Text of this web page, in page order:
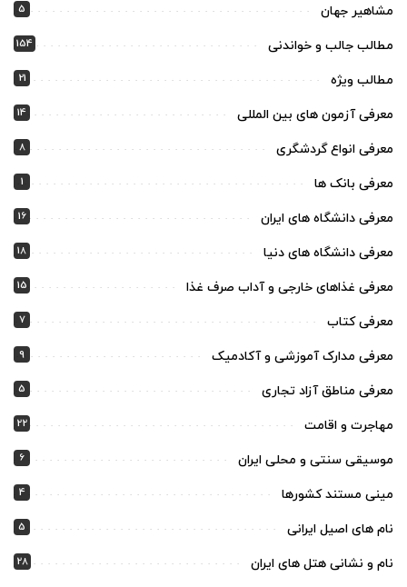
مشاهیر جهان 5
مطالب جالب و خواندنی 154
مطالب ویژه 21
معرفی آزمون های بین المللی 14
معرفی انواع گردشگری 8
معرفی بانک ها 1
معرفی دانشگاه های ایران 16
معرفی دانشگاه های دنیا 18
معرفی غذاهای خارجی و آداب صرف غذا 15
معرفی کتاب 7
معرفی مدارک آموزشی و آکادمیک 9
معرفی مناطق آزاد تجاری 5
مهاجرت و اقامت 22
موسیقی سنتی و محلی ایران 6
مینی مستند کشورها 4
نام های اصیل ایرانی 5
نام و نشانی هتل های ایران 28